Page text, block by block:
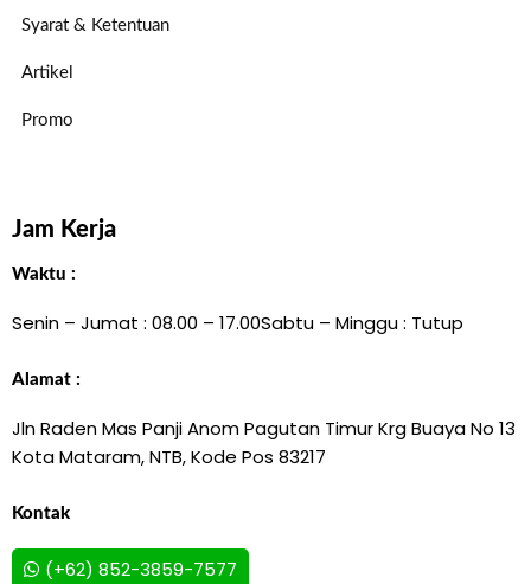
Syarat & Ketentuan
Artikel
Promo
Jam Kerja
Waktu :
Senin – Jumat : 08.00 – 17.00Sabtu – Minggu : Tutup
Alamat :
Jln Raden Mas Panji Anom Pagutan Timur Krg Buaya No 13
Kota Mataram, NTB, Kode Pos 83217
Kontak
(+62) 852-3859-7577